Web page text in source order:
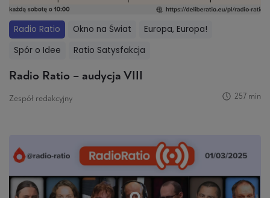
Radio Ratio Okno na Świat
Europa, Europa!
Spór o Idee
Ratio Satysfakcja
Radio Ratio – audycja VIII
Zespół redakcyjny 257 min